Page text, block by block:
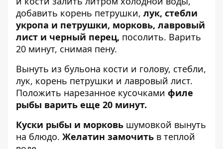
добавить корень петрушки, лук, стебли
укропа и петрушки, морковь, лавровый
лист и черный перец, посолить. Варить
20 минут, снимая пену.
Вынуть из бульона кости и голову, стебли,
лук, корень петрушки и лавровый лист.
Положить нарезанное кусочками филе
рыбы варить еще 20 минут.
Куски рыбы и морковь шумовкой вынуть
на блюдо. Желатин замочить в теплой